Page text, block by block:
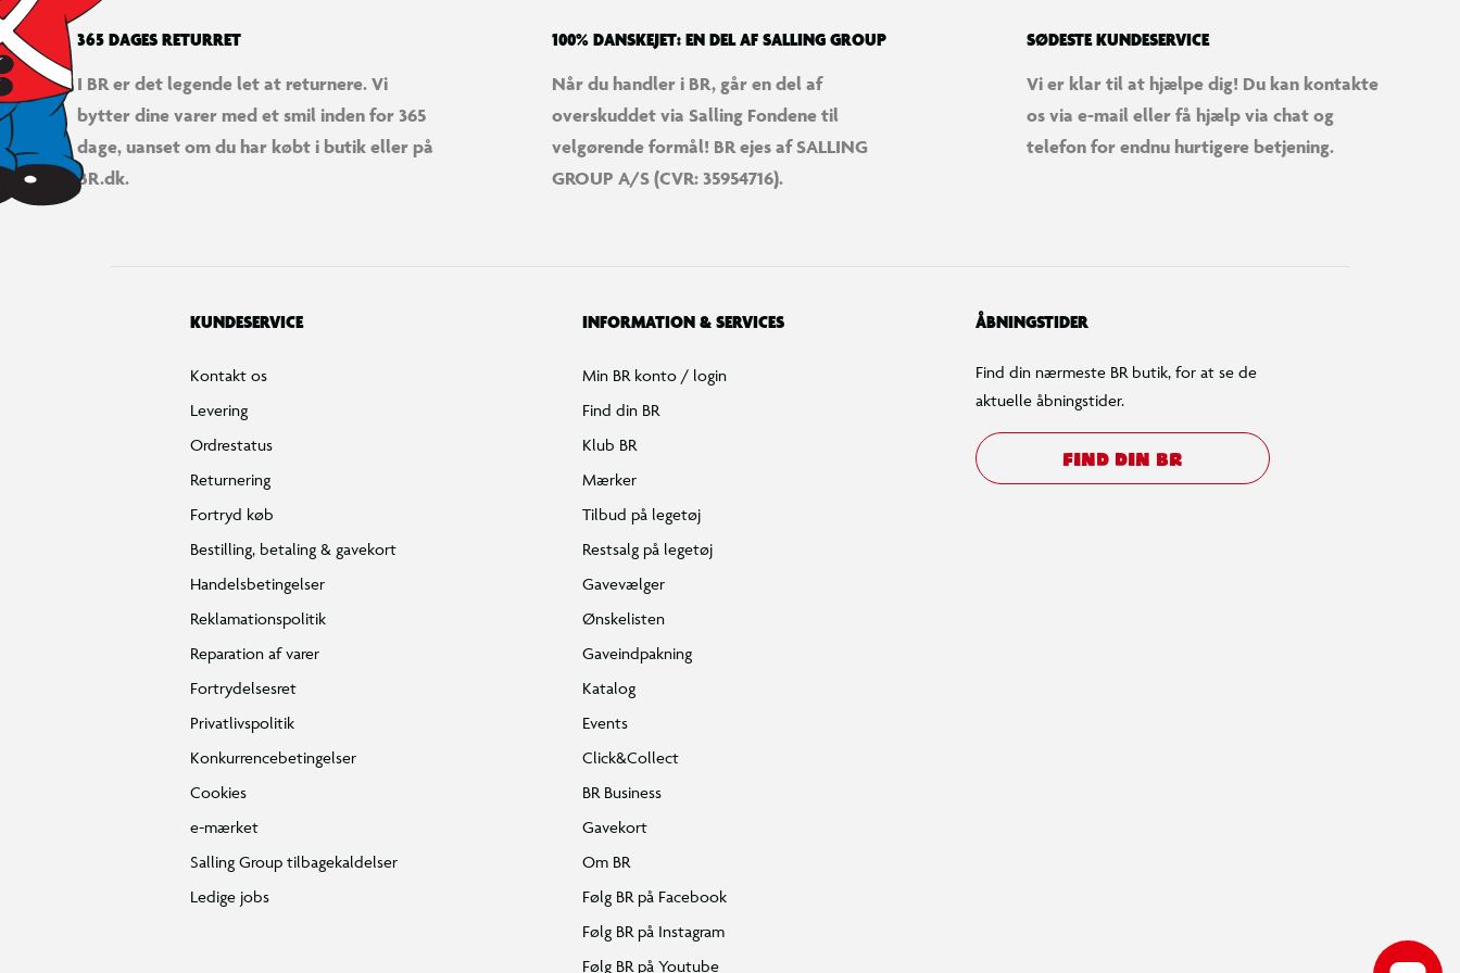
365 DAGES RETURRET
I BR er det legende let at returnere. Vi
bytter dine varer med et smil inden for 365
dage, uanset om du har købt i butik eller på
BR.dk.
100% DANSKEJET: EN DEL AF SALLING GROUP
Når du handler i BR, går en del af
overskuddet via Salling Fondene til
velgørende formål! BR ejes af SALLING
GROUP A/S (CVR: 35954716).
SØDESTE KUNDESERVICE
Vi er klar til at hjælpe dig! Du kan kontakte
os via e-mail eller få hjælp via chat og
telefon for endnu hurtigere betjening.
KUNDESERVICE
Kontakt os
Levering
Ordrestatus
Returnering
Fortryd køb
Bestilling, betaling & gavekort
Handelsbetingelser
Reklamationspolitik
Reparation af varer
Fortrydelsesret
Privatlivspolitik
Konkurrencebetingelser
Cookies
e-mærket
Salling Group tilbagekaldelser
Ledige jobs
INFORMATION & SERVICES
Min BR konto / login
Find din BR
Klub BR
Mærker
Tilbud på legetøj
Restsalg på legetøj
Gavevælger
Ønskelisten
Gaveindpakning
Katalog
Events
Click&Collect
BR Business
Gavekort
Om BR
Følg BR på Facebook
Følg BR på Instagram
Følg BR på Youtube
ÅBNINGSTIDER
Find din nærmeste BR butik, for at se de
aktuelle åbningstider.
FIND DIN BR